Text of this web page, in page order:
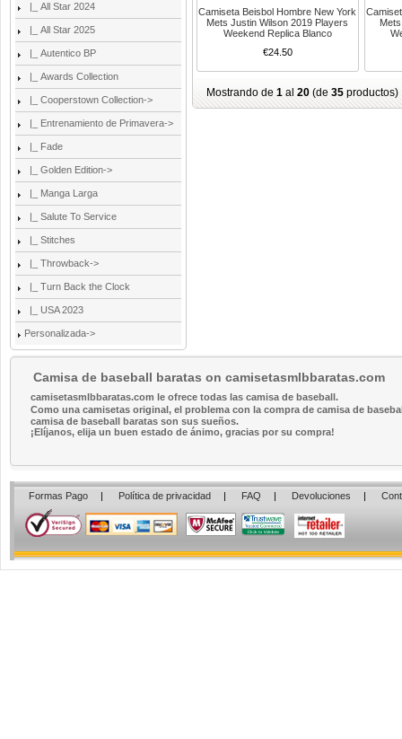
|_ All Star 2024
|_ All Star 2025
|_ Autentico BP
|_ Awards Collection
|_ Cooperstown Collection->
|_ Entrenamiento de Primavera->
|_ Fade
|_ Golden Edition->
|_ Manga Larga
|_ Salute To Service
|_ Stitches
|_ Throwback->
|_ Turn Back the Clock
|_ USA 2023
Personalizada->
Camiseta Beisbol Hombre New York
Mets Justin Wilson 2019 Players
Weekend Replica Blanco
€24.50
Mostrando de 1 al 20 (de 35 productos)
Camisa de baseball baratas on camisetasmlbbaratas.com
camisetasmlbbaratas.com le ofrece todas las camisa de baseball.
Como una camisetas original, el problema con la compra de camisa de
camisa de baseball baratas son sus sueños.
¡Elíjanos, elija un buen estado de ánimo, gracias por su compra!
Formas Pago | Política de privacidad | FAQ | Devoluciones |